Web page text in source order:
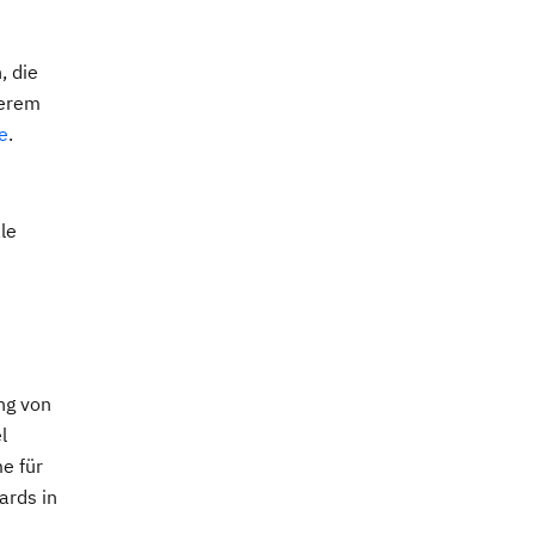
die
.
von
für
in